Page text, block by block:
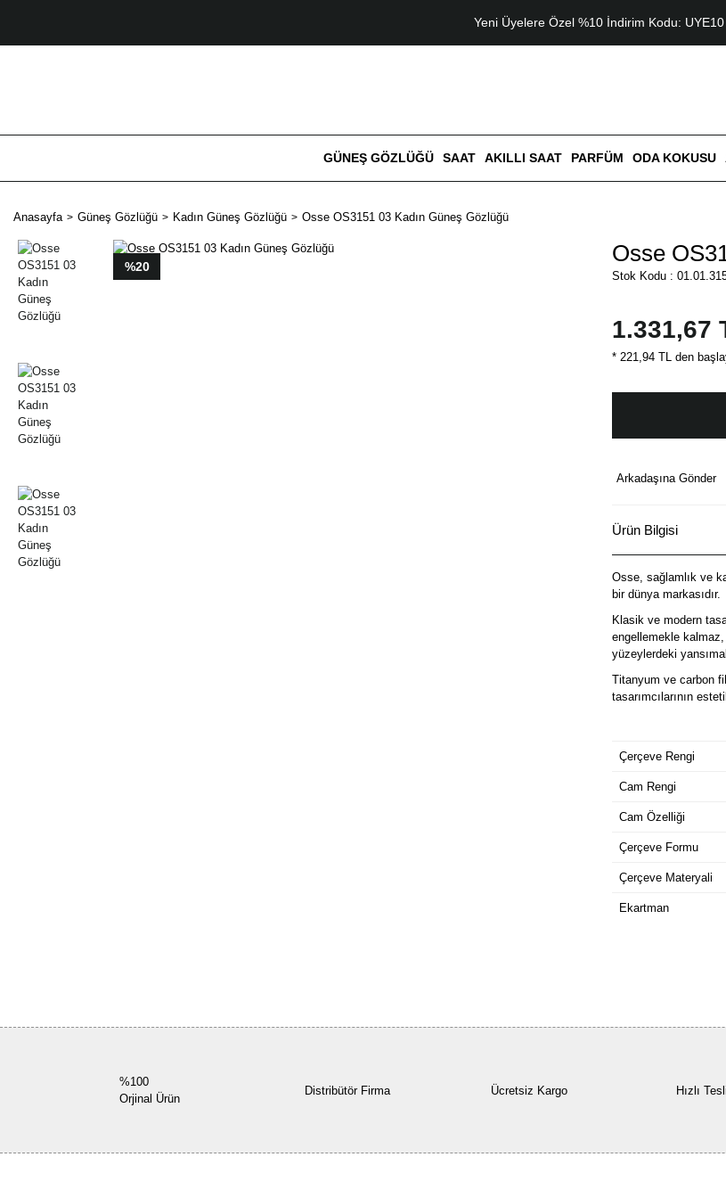
Yeni Üyelere Özel %10 İndirim Kodu: UYE10
GÜNEŞ GÖZLÜĞÜ SAAT AKILLI SAAT PARFÜM ODA KOKUSU
Anasayfa Güneş Gözlüğü Kadın Güneş Gözlüğü Osse OS3151 03 Kadın Güneş Gözlüğü
%20 Osse
Stok Kodu :
1.331,67
* 221,94 TL den
Arkadaşına Gönder
Ürün Bilgisi
Osse, sağlamlık ve
bir dünya markasıdır.
Klasik ve modern
engellemekle
yüzeylerdeki
Titanyum ve carbon
tasarımcılarının
Çerçeve Rengi
Cam Rengi
Cam Özelliği
Çerçeve Formu
Çerçeve Materyali
Ekartman
%100
Orjinal Ürün
Distribütör Firma Ücretsiz Kargo Hızlı